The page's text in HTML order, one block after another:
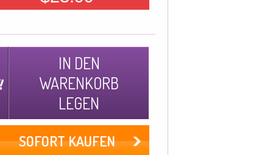
IN DEN
WARENKORB
LEGEN
SOFORT KAUFEN